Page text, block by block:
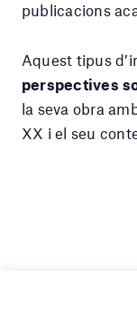
publicacions
Aquest tipus
perspectives
la seva obra
XX i el seu